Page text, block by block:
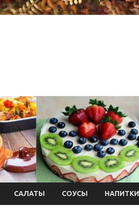
САЛАТЫ СОУСЫ НАПИТКИ